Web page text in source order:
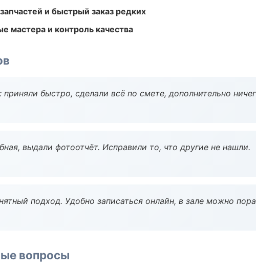
и быстрый заказ редких
мастера и контроль качества
быстро, сделали всё по смете, дополнительно
выдали фотоотчёт. Исправили то, что другие не нашли.
подход. Удобно записаться онлайн, в зале можно
вопросы